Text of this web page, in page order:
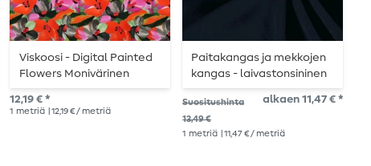
Viskoosi - Digital Painted
Flowers Monivärinen
Ecovero™
12,19 € *
1 metriä | 12,19 € / metriä
Paitakangas ja mekkojen
kangas - laivastonsininen
Suositushinta
13,49 €
alkaen 11,47 € *
1 metriä | 11,47 € / metriä